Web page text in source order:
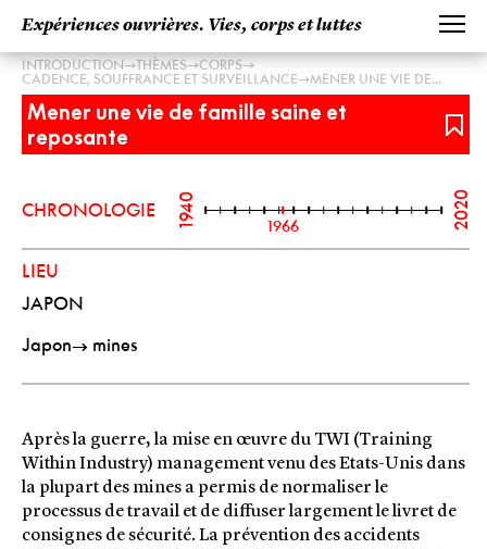
Expériences ouvrières. Vies, corps et luttes
INTRODUCTION→THÈMES→CORPS→
CADENCE, SOUFFRANCE ET SURVEILLANCE→MENER UNE VIE DE...
Mener une vie de famille saine et
reposante
CHRONOLOGIE 1940 1966 2020
LIEU
JAPON
Japon→ mines
Après la guerre, la mise en œuvre du TWI (Training
Within Industry) management venu des Etats-Unis dans
la plupart des mines a permis de normaliser le
processus de travail et de diffuser largement le livret de
consignes de sécurité. La prévention des accidents